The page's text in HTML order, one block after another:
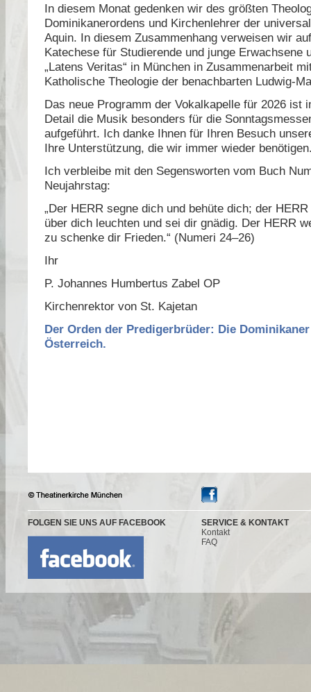
In diesem Monat gedenken wir des größten
Dominikanerordens und Kirchenlehrer der
Aquin. In diesem Zusammenhang verweisen wir
Katechese für Studierende und junge Erwachsene
„Latens Veritas“ in München in Zusammenarbeit
Katholische Theologie der benachbarten Ludwig-
Das neue Programm der Vokalkapelle für 2026 ist
Detail die Musik besonders für die
aufgeführt. Ich danke Ihnen für Ihren Besuch
Ihre Unterstützung, die wir immer wieder
Ich verbleibe mit den Segensworten vom Buch
Neujahrstag:
„Der HERR segne dich und behüte dich; der
über dich leuchten und sei dir gnädig. Der HERR
zu schenke dir Frieden.“ (Numeri 24–26)
Ihr
P. Johannes Humbertus Zabel OP
Kirchenrektor von St. Kajetan
Der Orden der Predigerbrüder: Die
Österreich.
FOLGEN SIE UNS AUF FACEBOOK
SERVICE & KONTAKT
Kontakt
FAQ